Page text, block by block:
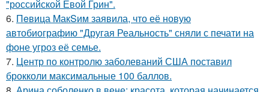
"российской Евой Грин".
6. Пeвица MакSим заявила, что её новую
автобиографию "Другая Реальность" сняли с печати на
фоне угроз её семье.
7. Центр по контролю заболеваний США поставил
брокколи максимальные 100 баллов.